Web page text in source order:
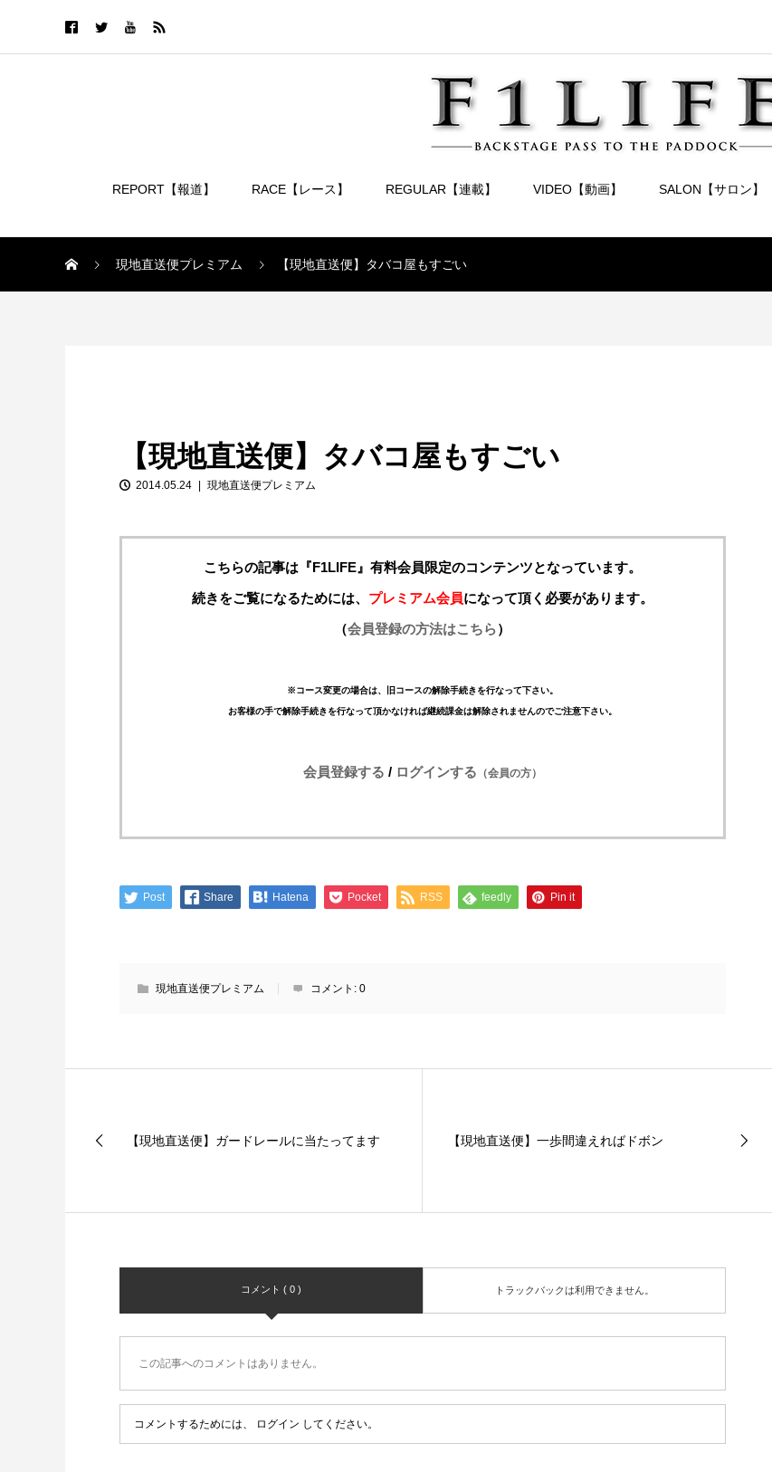
REPORT【報道】 RACE【レース】 REGULAR【連載】 VIDEO【動画】 SALON【サロン】
現地直送便プレミアム 【現地直送便】タバコ屋もすごい
【現地直送便】タバコ屋もすごい
2014.05.24 現地直送便プレミアム
こちらの記事は『F1LIFE』有料会員限定のコンテンツとなっています。
続きをご覧になるためには、 プレミアム会員になって頂く必要があります。
（会員登録の方法はこちら）
※コース変更の場合は、旧コースの解除手続きを行なって下さい。
お客様の手で解除手続きを行なって頂かなければ継続課金は解除されませんのでご注意下さい。
会員登録する / ログインする （会員の方）
Post Share Hatena Pocket RSS feedly Pin it
現地直送便プレミアム コメント: 0
【現地直送便】ガードレールに当たってます 【現地直送便】一歩間違えればドボン
コメント ( 0 ) トラックバックは利用できません。
この記事へのコメントはありません。
コメントするためには、 ログイン してください。
【特別企画】2026年ホンダの現在地
①「アストンマーティンとの交渉4...
【特別記事】レーシングブルズ、